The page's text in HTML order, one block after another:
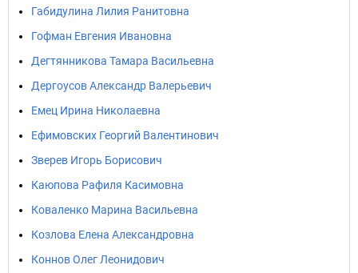
Габидулина Лилия Ранитовна
Гофман Евгения Ивановна
Дегтянникова Тамара Васильевна
Дергоусов Александр Валерьевич
Емец Ирина Николаевна
Ефимовских Георгий Валентинович
Зверев Игорь Борисович
Каюпова Рафиля Касимовна
Коваленко Марина Васильевна
Козлова Елена Александровна
Коннов Олег Леонидович